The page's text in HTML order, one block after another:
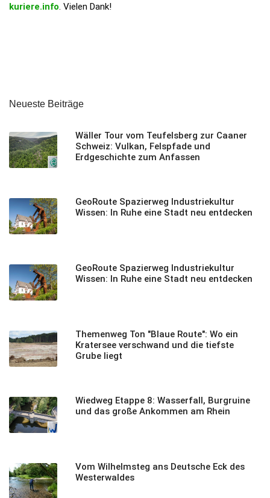
kuriere.info. Vielen Dank!
Neueste Beiträge
Wäller Tour vom Teufelsberg zur Caaner
Schweiz: Vulkan, Felspfade und
Erdgeschichte zum Anfassen
GeoRoute Spazierweg Industriekultur
Wissen: In Ruhe eine Stadt neu entdecken
GeoRoute Spazierweg Industriekultur
Wissen: In Ruhe eine Stadt neu entdecken
Themenweg Ton "Blaue Route": Wo ein
Kratersee verschwand und die tiefste
Grube liegt
Wiedweg Etappe 8: Wasserfall, Burgruine
und das große Ankommen am Rhein
Vom Wilhelmsteg ans Deutsche Eck des
Westerwaldes